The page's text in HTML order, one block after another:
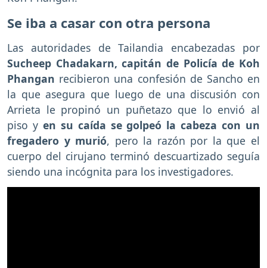
Se iba a casar con otra persona
Las autoridades de Tailandia encabezadas por
Sucheep Chadakarn, capitán de Policía de Koh
Phangan recibieron una confesión de Sancho en
la que asegura que luego de una discusión con
Arrieta le propinó un puñetazo que lo envió al
piso y en su caída se golpeó la cabeza con un
fregadero y murió, pero la razón por la que el
cuerpo del cirujano terminó descuartizado seguía
siendo una incógnita para los investigadores.